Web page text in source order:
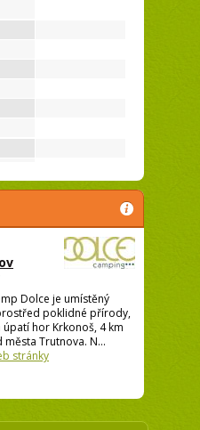
Dolce je umístěný
poklidné přírody,
úpatí hor Krkonoš, 4 km
města Trutnova. N...
stránky